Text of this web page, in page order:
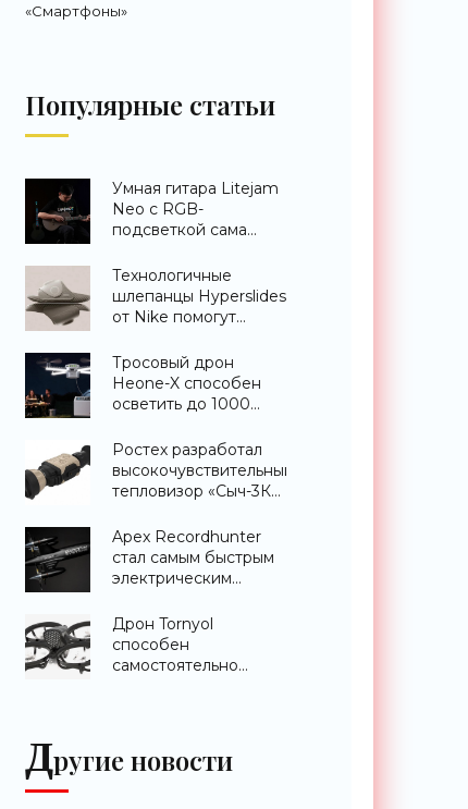
«Смартфоны»
Популярные статьи
Умная гитара Litejam
Neo с RGB-
подсветкой сама
«Гаджеты»
Технологичные
шлепанцы Hyperslides
от Nike помогут
ноги после
тренировки -
«Гаджеты»
Тросовый дрон
Heone-X способен
осветить до 1000
земли -
«Беспилотники»
Ростех разработал
высокочувствительный
тепловизор «Сыч-3К»
распознавания до 2
км - «Гаджеты»
Apex Recordhunter
стал самым быстрым
электрическим
«Беспилотники»
Дрон Tornyol
способен
самостоятельно
Другие новости